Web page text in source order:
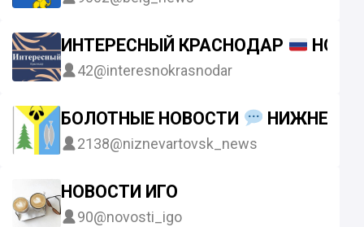
ИНТЕРЕСНЫЙ КРАСНОДАР
42@interesnokrasnodar
БОЛОТНЫЕ НОВОСТИ
2138@niznevartovsk_news
НОВОСТИ ИГО
90@novosti_igo